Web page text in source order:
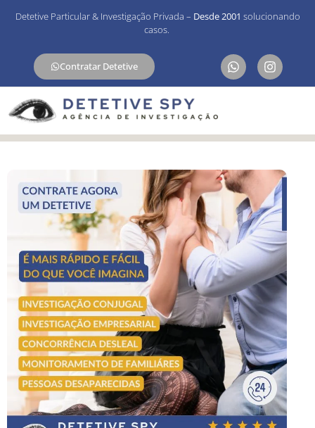
Detetive Particular & Investigação Privada – Desde 2001 solucionando
casos.
Contratar Detetive